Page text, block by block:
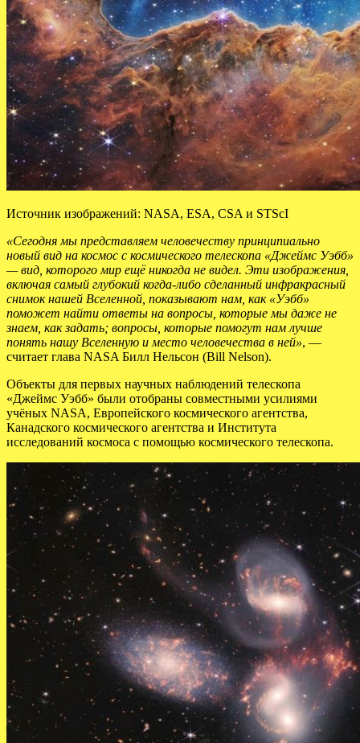
Источник изображений: NASA, ESA, CSA и STScI
«Сегодня мы представляем человечеству принципиально
новый вид на космос с космического телескопа «Джеймс Уэбб»
— вид, которого мир ещё никогда не видел. Эти изображения,
включая самый глубокий когда-либо сделанный инфракрасный
снимок нашей Вселенной, показывают нам, как «Уэбб»
поможет найти ответы на вопросы, которые мы даже не
знаем, как задать; вопросы, которые помогут нам лучше
понять нашу Вселенную и место человечества в ней», —
считает глава NASA Билл Нельсон (Bill Nelson).
Объекты для первых научных наблюдений телескопа
«Джеймс Уэбб» были отобраны совместными усилиями
учёных NASA, Европейского космического агентства,
Канадского космического агентства и Института
исследований космоса с помощью космического телескопа.